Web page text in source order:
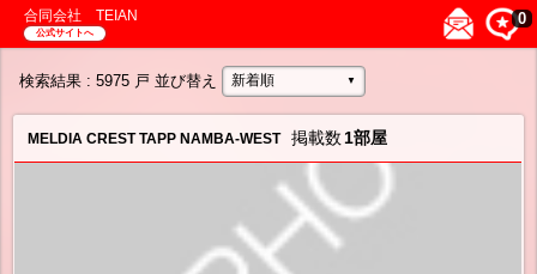
合同会社 TEIAN
公式サイトへ
0
検索結果 : 5975 戸 並び替え 新着順 ▼
MELDIA CREST TAPP NAMBA-WEST 掲載数 1部屋